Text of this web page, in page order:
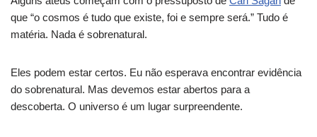
que “o cosmos é tudo que existe, foi e sempre será.” Tudo é
matéria. Nada é sobrenatural.
Eles podem estar certos. Eu não esperava encontrar evidência
do sobrenatural. Mas devemos estar abertos para a
descoberta. O universo é um lugar surpreendente.